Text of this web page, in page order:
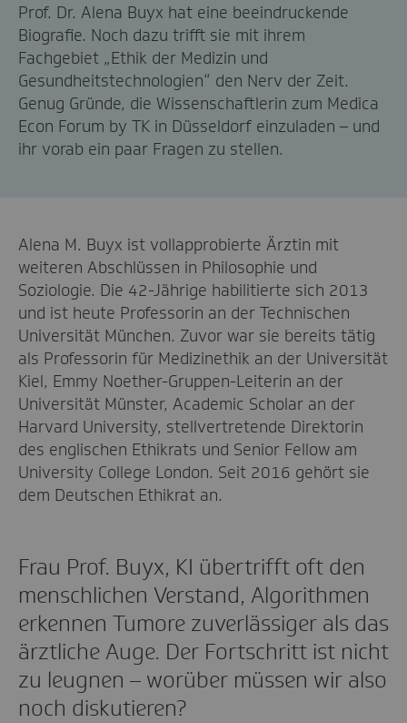
Prof. Dr. Alena Buyx hat eine beeindruckende
Biografie. Noch dazu trifft sie mit ihrem
Fachgebiet „Ethik der Medizin und
Gesundheitstechnologien“ den Nerv der Zeit.
Genug Gründe, die Wissenschaftlerin zum Medica
Econ Forum by TK in Düsseldorf einzuladen – und
ihr vorab ein paar Fragen zu stellen.
Alena M. Buyx ist vollapprobierte Ärztin mit
weiteren Abschlüssen in Philosophie und
Soziologie. Die 42-Jährige habilitierte sich 2013
und ist heute Professorin an der Technischen
Universität München. Zuvor war sie bereits tätig
als Professorin für Medizinethik an der Universität
Kiel, Emmy Noether-Gruppen-Leiterin an der
Universität Münster, Academic Scholar an der
Harvard University, stellvertretende Direktorin
des englischen Ethikrats und Senior Fellow am
University College London. Seit 2016 gehört sie
dem Deutschen Ethikrat an.
Frau Prof. Buyx, KI übertrifft oft den
menschlichen Verstand, Algorithmen
erkennen Tumore zuverlässiger als das
ärztliche Auge. Der Fortschritt ist nicht
zu leugnen – worüber müssen wir also
noch diskutieren?